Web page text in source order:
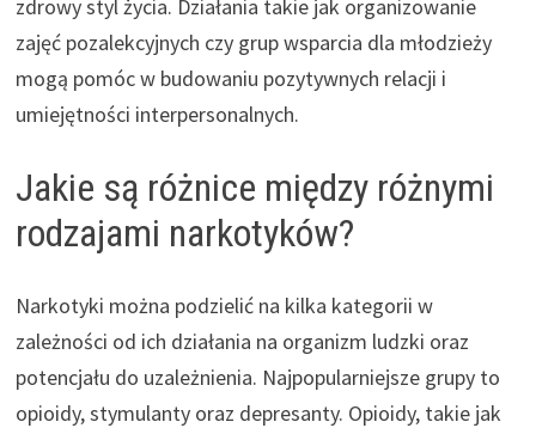
zdrowy styl życia. Działania takie jak organizowanie
zajęć pozalekcyjnych czy grup wsparcia dla młodzieży
mogą pomóc w budowaniu pozytywnych relacji i
umiejętności interpersonalnych.
Jakie są różnice między różnymi
rodzajami narkotyków?
Narkotyki można podzielić na kilka kategorii w
zależności od ich działania na organizm ludzki oraz
potencjału do uzależnienia. Najpopularniejsze grupy to
opioidy, stymulanty oraz depresanty. Opioidy, takie jak